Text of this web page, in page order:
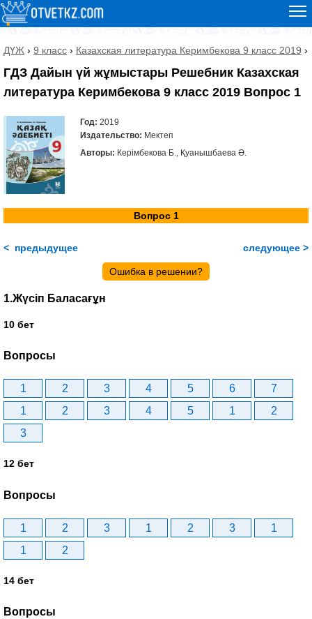
ДҮЖ › 9 класс › Казахская литература Керимбекова 9 класс 2019 ›
ГДЗ Дайын үй жұмыстары Решебник Казахская
литература Керимбекова 9 класс 2019 Вопрос 1
Год: 2019
Издательство: Мектеп
Авторы: Керімбекова Б., Қуанышбаева Ә.
Вопрос 1
< предыдущее следующее >
Ошибка в решении?
1.Жүсіп Баласағұн
10 бет
Вопросы
1 2 3 4 5 6
7
1
2 3 4 5 1
2
3
12 бет
Вопросы
1 2 3 1 2 3
1
1
2
14 бет
Вопросы